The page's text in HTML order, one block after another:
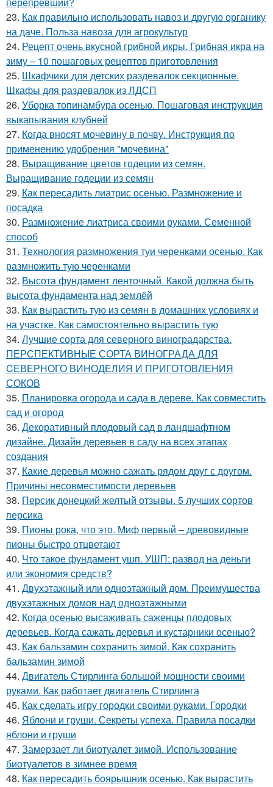
23. Как правильно использовать навоз и другую органику
на даче. Польза навоза для агрокультур
24. Рецепт очень вкусной грибной икры. Грибная икра на
зиму – 10 пошаговых рецептов приготовления
25. Шкафчики для детских раздевалок секционные.
Шкафы для раздевалок из ЛДСП
26. Уборка топинамбура осенью. Пошаговая инструкция
выкапывания клубней
27. Когда вносят мочевину в почву. Инструкция по
применению удобрения "мочевина"
28. Выращивание цветов годеции из семян.
Выращивание годеции из семян
29. Как пересадить лиатрис осенью. Размножение и
посадка
30. Размножение лиатриса своими руками. Семенной
способ
31. Технология размножения туи черенками осенью. Как
размножить тую черенками
32. Высота фундамент ленточный. Какой должна быть
высота фундамента над землёй
33. Как вырастить тую из семян в домашних условиях и
на участке. Как самостоятельно вырастить тую
34. Лучшие сорта для северного виноградарства.
ПЕРСПЕКТИВНЫЕ СОРТА ВИНОГРАДА ДЛЯ
CЕВЕРНОГО ВИНОДЕЛИЯ И ПРИГОТОВЛЕНИЯ
СОКОВ
35. Планировка огорода и сада в дереве. Как совместить
сад и огород
36. Декоративный плодовый сад в ландшафтном
дизайне. Дизайн деревьев в саду на всех этапах
создания
37. Какие деревья можно сажать рядом друг с другом.
Причины несовместимости деревьев
38. Персик донецкий желтый отзывы. 5 лучших сортов
персика
39. Пионы рока, что это. Миф первый – древовидные
пионы быстро отцветают
40. Что такое фундамент ушп. УШП: развод на деньги
или экономия средств?
41. Двухэтажный или одноэтажный дом. Преимущества
двухэтажных домов над одноэтажными
42. Когда осенью высаживать саженцы плодовых
деревьев. Когда сажать деревья и кустарники осенью?
43. Как бальзамин сохранить зимой. Как сохранить
бальзамин зимой
44. Двигатель Стирлинга большой мощности своими
руками. Как работает двигатель Стирлинга
45. Как сделать игру городки своими руками. Городки
46. Яблони и груши. Секреты успеха. Правила посадки
яблони и груши
47. Замерзает ли биотуалет зимой. Использование
биотуалетов в зимнее время
48. Как пересадить боярышник осенью. Как вырастить